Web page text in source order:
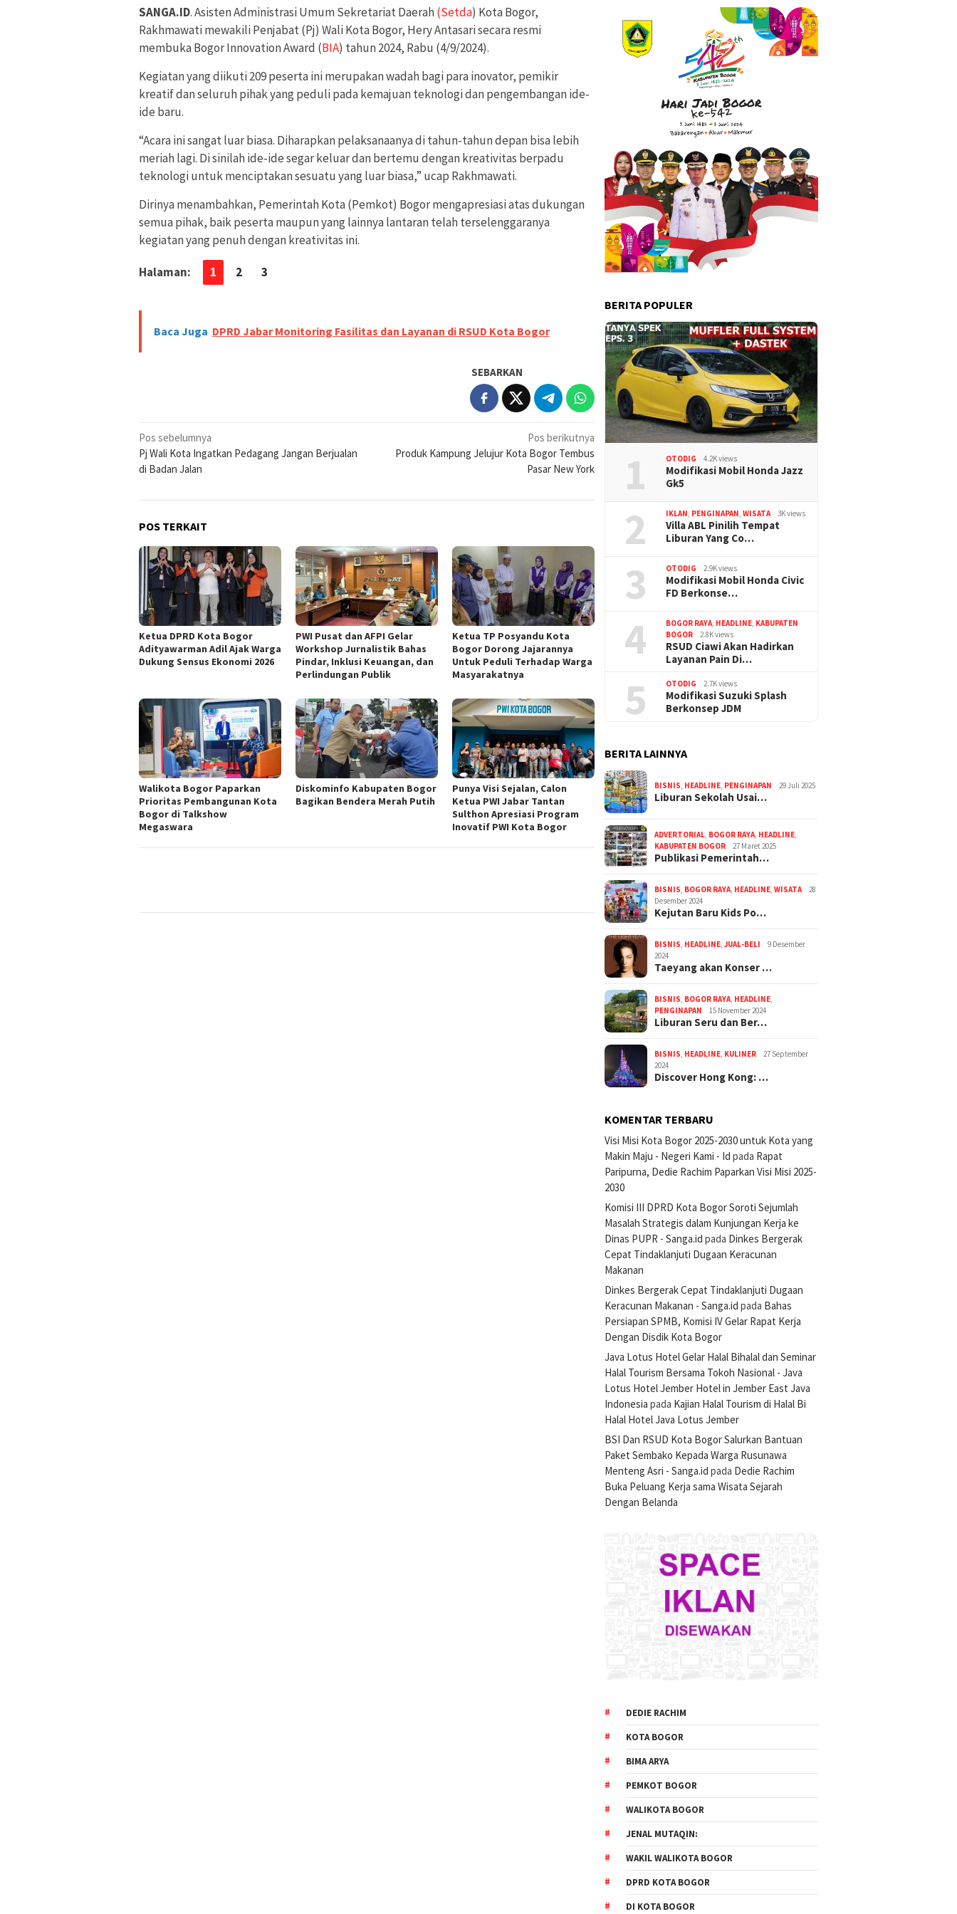
SANGA.ID. Asisten Administrasi Umum Sekretariat Daerah(Setda) Kota Bogor,
Rakhmawati mewakili Penjabat (Pj) Wali Kota Bogor, Hery Antasari secara resmi
membuka Bogor Innovation Award (BIA) tahun 2024, Rabu (4/9/2024).
Kegiatan yang diikuti 209 peserta ini merupakan wadah bagi para inovator, pemikir
kreatif dan seluruh pihak yang peduli pada kemajuan teknologi dan pengembangan ide-
ide baru.
“Acara ini sangat luar biasa. Diharapkan pelaksanaanya di tahun-tahun depan bisa lebih
meriah lagi. Di sinilah ide-ide segar keluar dan bertemu dengan kreativitas berpadu
teknologi untuk menciptakan sesuatu yang luar biasa,” ucap Rakhmawati.
Dirinya menambahkan, Pemerintah Kota (Pemkot) Bogor mengapresiasi atas dukungan
semua pihak, baik peserta maupun yang lainnya lantaran telah terselenggaranya
kegiatan yang penuh dengan kreativitas ini.
Halaman: 1 2 3
Baca Juga DPRD Jabar Monitoring Fasilitas dan Layanan di RSUD Kota Bogor
SEBARKAN
Navigasi
pos
Pos sebelumnya
Pj Wali Kota Ingatkan Pedagang Jangan Berjualan
di Badan Jalan
Pos berikutnya
Produk Kampung Jelujur Kota Bogor Tembus
Pasar New York
POS TERKAIT
Ketua DPRD Kota Bogor
Adityawarman Adil Ajak Warga
Dukung Sensus Ekonomi 2026
PWI Pusat dan AFPI Gelar
Workshop Jurnalistik Bahas
Pindar, Inklusi Keuangan, dan
Perlindungan Publik
Ketua TP Posyandu Kota
Bogor Dorong Jajarannya
Untuk Peduli Terhadap Warga
Masyarakatnya
Walikota Bogor Paparkan
Prioritas Pembangunan Kota
Bogor di Talkshow
Megaswara
Diskominfo Kabupaten Bogor
Bagikan Bendera Merah Putih
Punya Visi Sejalan, Calon
Ketua PWI Jabar Tantan
Sulthon Apresiasi Program
Inovatif PWI Kota Bogor
BERITA POPULER
1 OTODIG 4.2K views
Modifikasi Mobil Honda Jazz
Gk5
2 IKLAN, PENGINAPAN,WISATA 3K views
Villa ABL Pinilih Tempat
Liburan Yang Co…
3 OTODIG 2.9K views
Modifikasi Mobil Honda Civic
FD Berkonse…
4 BOGOR RAYA, HEADLINE, KABUPATEN
BOGOR
2.8K views
RSUD Ciawi Akan Hadirkan
Layanan Pain Di…
5 OTODIG 2.7K views
Modifikasi Suzuki Splash
Berkonsep JDM
BERITA LAINNYA
BISNIS, HEADLINE, PENGINAPAN 29 Juli 2025
Liburan Sekolah Usai…
ADVERTORIAL, BOGOR RAYA, HEADLINE,
KABUPATEN BOGOR
27 Maret 2025
Publikasi Pemerintah…
BISNIS, BOGOR RAYA, HEADLINE,WISATA
28
Desember 2024
Kejutan Baru Kids Po…
BISNIS, HEADLINE,JUAL-BELI
9 Desember
2024
Taeyang akan Konser …
BISNIS, BOGOR RAYA, HEADLINE,
PENGINAPAN
15 November 2024
Liburan Seru dan Ber…
BISNIS, HEADLINE, KULINER
27 September
2024
Discover Hong Kong: …
KOMENTAR TERBARU
Visi Misi Kota Bogor 2025-2030 untuk Kota yang
Makin Maju - Negeri Kami - Id pada Rapat
Paripurna, Dedie Rachim Paparkan Visi Misi 2025-
2030
Komisi III DPRD Kota Bogor Soroti Sejumlah
Masalah Strategis dalam Kunjungan Kerja ke
Dinas PUPR - Sanga.id pada Dinkes Bergerak
Cepat Tindaklanjuti Dugaan Keracunan
Makanan
Dinkes Bergerak Cepat Tindaklanjuti Dugaan
Keracunan Makanan - Sanga.id pada Bahas
Persiapan SPMB, Komisi IV Gelar Rapat Kerja
Dengan Disdik Kota Bogor
Java Lotus Hotel Gelar Halal Bihalal dan Seminar
Halal Tourism Bersama Tokoh Nasional - Java
Lotus Hotel Jember Hotel in Jember East Java
Indonesia pada Kajian Halal Tourism di Halal Bi
Halal Hotel Java Lotus Jember
BSI Dan RSUD Kota Bogor Salurkan Bantuan
Paket Sembako Kepada Warga Rusunawa
Menteng Asri - Sanga.id pada Dedie Rachim
Buka Peluang Kerja sama Wisata Sejarah
Dengan Belanda
DEDIE RACHIM
KOTA BOGOR
BIMA ARYA
PEMKOT BOGOR
WALIKOTA BOGOR
JENAL MUTAQIN:
WAKIL WALIKOTA BOGOR
DPRD KOTA BOGOR
DI KOTA BOGOR